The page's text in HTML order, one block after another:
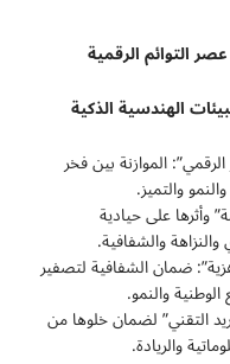
التوائم الرقمية
الهندسية الذكية
الموازنة بين فخر
والتميز.
وأثرها على حيادية
والشفافية.
ضمان الشفافية لتصفير
والنمو.
التقني” لضمان خلوها من
والريادة.